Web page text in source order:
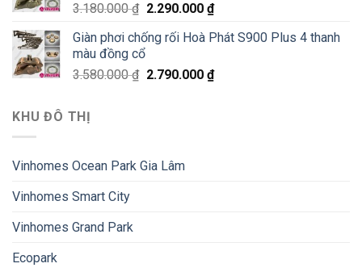
3.180.000₫ 2.290.000 ₫
Giàn phơi chống rối Hoà Phát S900 Plus 4 thanh
màu đồng cổ
3.580.000₫ 2.790.000 ₫
KHU ĐÔ THỊ
Vinhomes Ocean Park Gia Lâm
Vinhomes Smart City
Vinhomes Grand Park
Ecopark